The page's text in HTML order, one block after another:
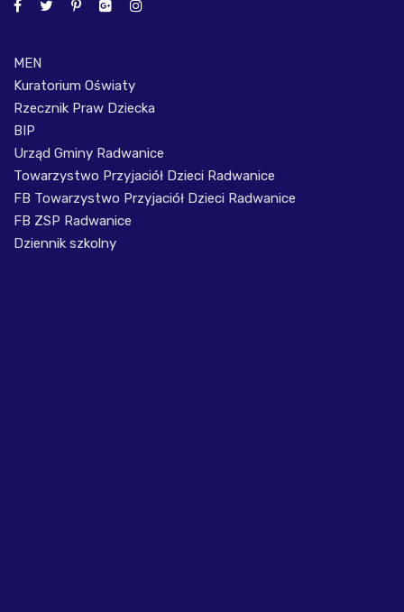
MEN
Kuratorium Oświaty
Rzecznik Praw Dziecka
BIP
Urząd Gminy Radwanice
Towarzystwo Przyjaciół Dzieci Radwanice
FB Towarzystwo Przyjaciół Dzieci Radwanice
FB ZSP Radwanice
Dziennik szkolny